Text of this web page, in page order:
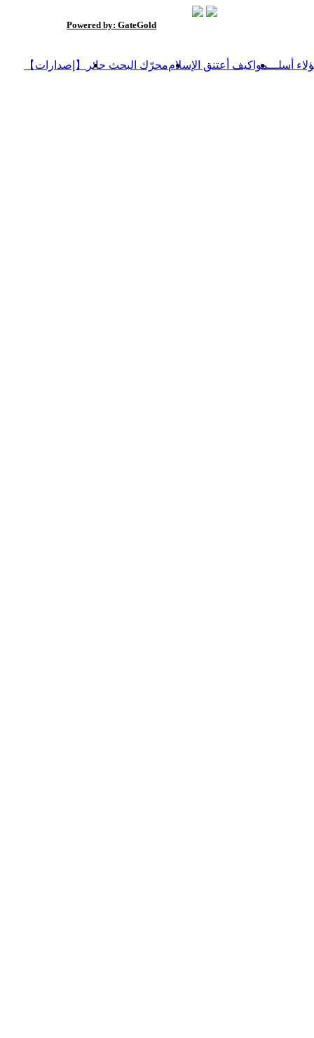
=> أ. محمود محمد شاكر
أسلـــموا كيف أعتنق الإسلاممحرّك البحث حائر 【إصدارات】
Powered by: GateGold